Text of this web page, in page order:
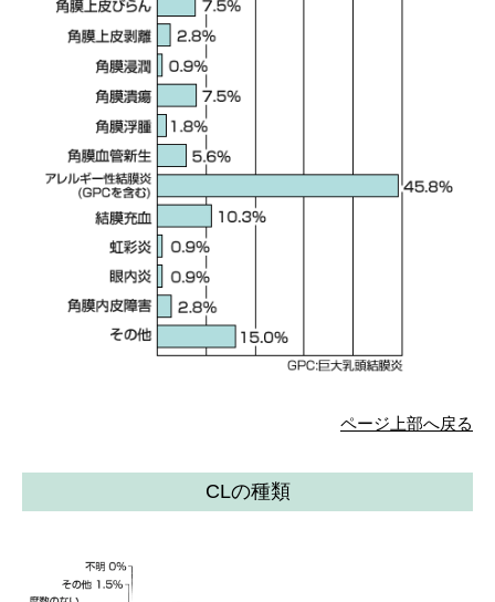
ページ上部へ戻る
CLの種類